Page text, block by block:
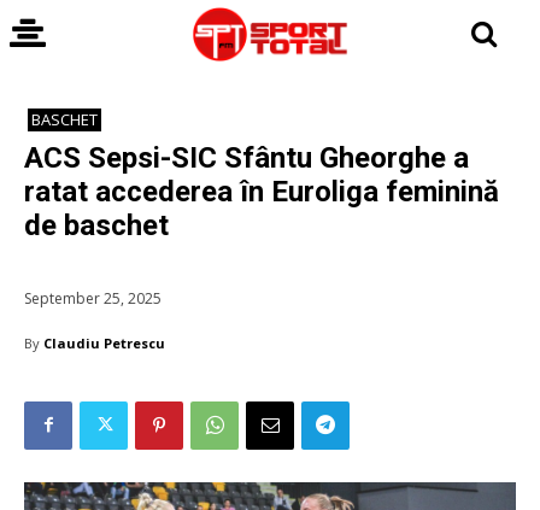
BASCHET
ACS Sepsi-SIC Sfântu Gheorghe a
ratat accederea în Euroliga feminină
de baschet
September 25, 2025
By Claudiu Petrescu